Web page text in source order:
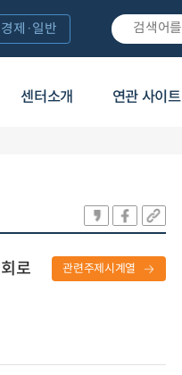
센터소개 연관 사이트
경제·일반
로
관련주제시계열